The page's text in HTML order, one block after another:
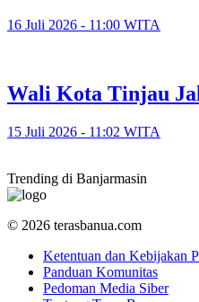
16 Juli 2026 - 11:00 WITA
​Wali Kota Tinjau
15 Juli 2026 - 11:02 WITA
Trending di Banjarmasin
© 2026 terasbanua.com
Ketentuan dan Kebijakan
Panduan Komunitas
Pedoman Media Siber